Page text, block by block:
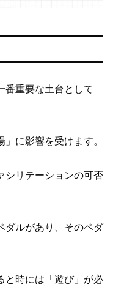
番重要な土台として
に影響を受けます。
シリテーションの可否
ダルがあり、そのペダ
と時には「遊び」が必